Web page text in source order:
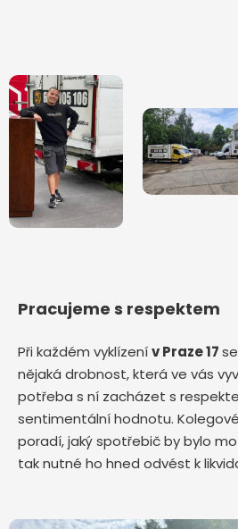
Pracujeme s respektem
Při každém vyklízenív Praze 17
nějaká drobnost, která ve vás
potřeba s ní zacházet s
sentimentální hodnotu.
poradí, jaký spotřebič by bylo
tak nutné ho hned odvést k